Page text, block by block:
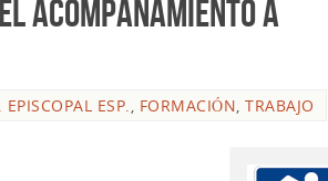
acompañamiento a
EPISCOPAL ESP., FORMACIÓN, TRABAJO